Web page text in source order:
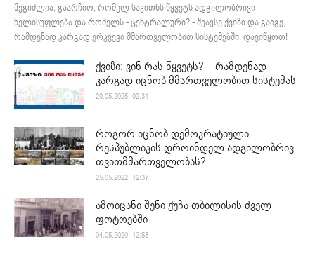
შეგიძლია, გაარჩიო, რომელ საკითხს წყვეტს ადგილობრივი
ხელისუფლება და რომელს - ცენტრალური? - შეავსე ქვიზი და გაიგე,
რამდენად კარგად ერკვევი მმართველობით სისტემებში. დავიწყოთ!
ქვიზი: ვინ რას წყვეტს? – რამდენად
კარგად იცნობ მმართველობით სისტემას
20.05.2025. 02:31
როგორ იცნობ დემოკრატიული
რესპუბლიკის დროინდელ ადგილობრივ
თვითმმართველობას?
25.05.2022. 12:37
ამოიცანი შენი ქუჩა თბილისის ძველ
ფოტოებში
04.05.2020. 12:58